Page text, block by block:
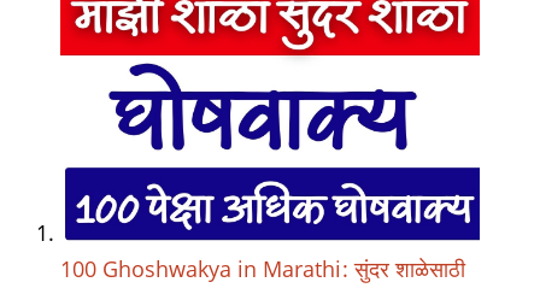
100 Ghoshwakya in Marathi: सुंदर शाळेसाठी